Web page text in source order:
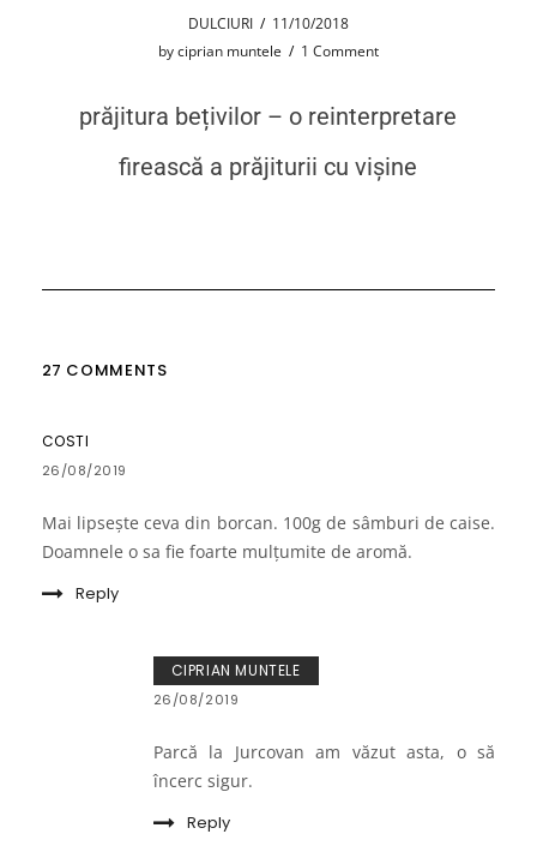
DULCIURI / 11/10/2018
byciprian muntele / 1 Comment
prăjitura bețivilor – o reinterpretare
firească a prăjiturii cu vișine
27 COMMENTS
COSTI
26/08/2019
Mai lipsește ceva din borcan. 100g de sâmburi de caise.
Doamnele o sa fie foarte mulțumite de aromă.
Reply
CIPRIAN MUNTELE
26/08/2019
Parcă la Jurcovan am văzut asta, o să
încerc sigur.
Reply